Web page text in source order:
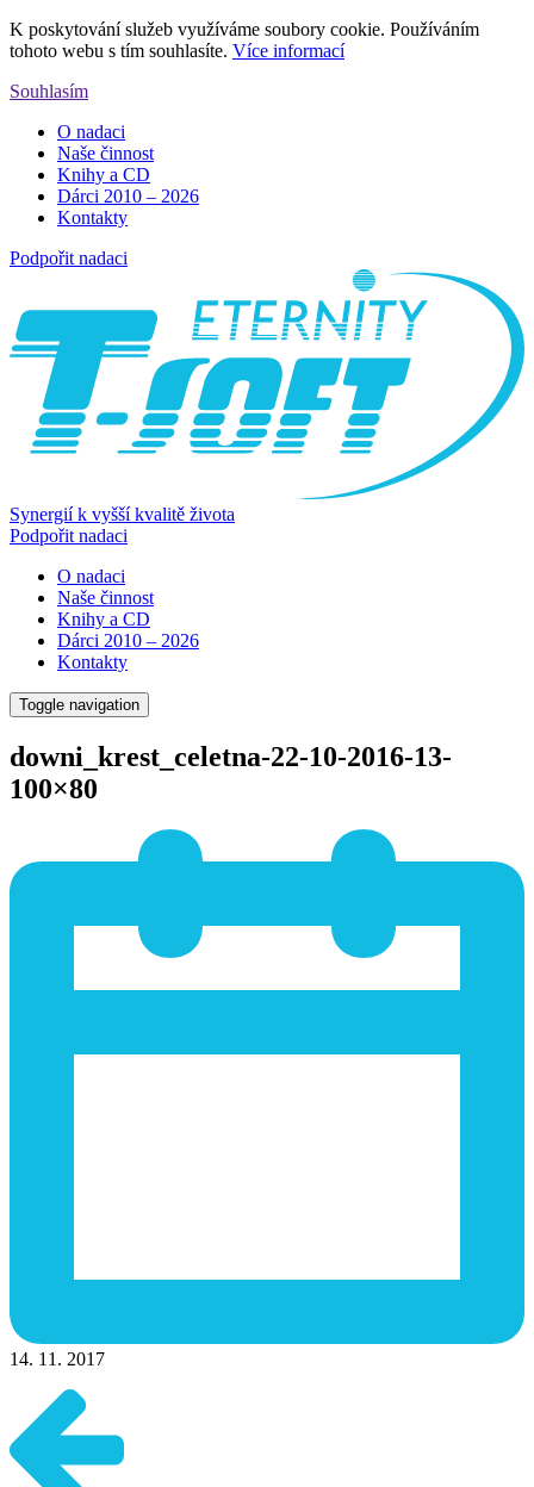
K poskytování služeb využíváme soubory cookie. Používáním
tohoto webu s tím souhlasíte. Více informací
Souhlasím
O nadaci
Naše činnost
Knihy a CD
Dárci 2010 – 2026
Kontakty
Podpořit nadaci
Synergií k vyšší kvalitě života
Podpořit nadaci
O nadaci
Naše činnost
Knihy a CD
Dárci 2010 – 2026
Kontakty
Toggle navigation
downi_krest_celetna-22-10-2016-13-
100×80
14. 11. 2017